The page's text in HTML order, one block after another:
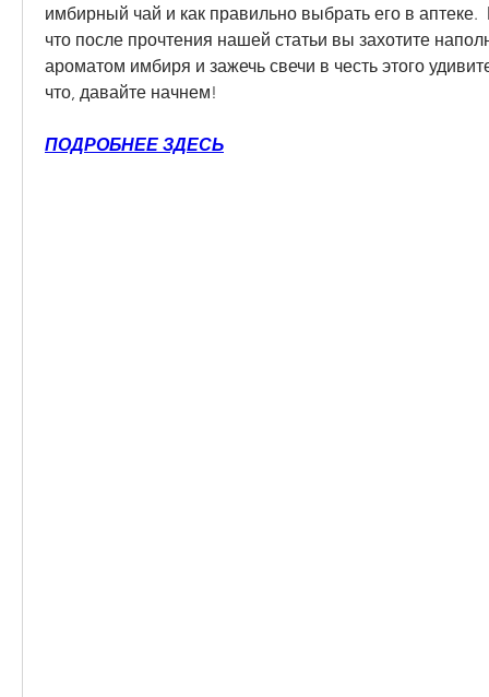
имбирный чай и как правильно выбрать его в аптеке.
что после прочтения нашей статьи вы захотите
ароматом имбиря и зажечь свечи в честь этого
что, давайте начнем!
ПОДРОБНЕЕ ЗДЕСЬ